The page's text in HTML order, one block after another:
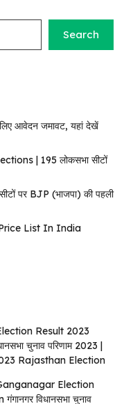
Search
आवेदन जमावट, यहां देखें
| 195 लोकसभा सीटों
पर BJP (भाजपा) की पहली
List In India
Result 2023
चुनाव परिणाम 2023 |
Rajasthan Election
Ganganagar Election
गंगानगर विधानसभा चुनाव